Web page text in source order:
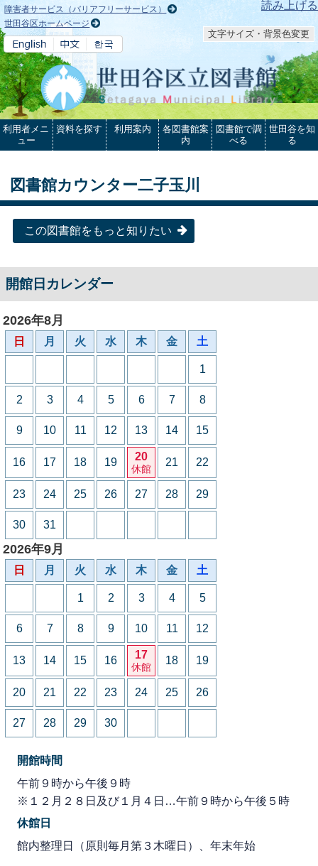
本文へ 読み上げる
障害者サービス（バリアフリーサービス）
世田谷区ホームページ
文字サイズ・背景色変更
利用者メニ
ュー
資料を探す 利用案内
各図書館案
内
図書館で調
べる
世田谷を知
る
図書館カウンター二子玉川
この図書館をもっと知りたい
開館日カレンダー
2026年8月
日 月 火 水 木 金 土
1
2 3 4 5 6 7 8
9 10 11 12 13 14 15
16 17 18 19 20
休館
21 22
23 24 25 26 27 28 29
30 31
2026年9月
日 月 火 水 木 金 土
1 2 3 4 5
6 7 8 9 10 11 12
13 14 15 16 17
休館
18 19
20 21 22 23 24 25 26
27 28 29 30
開館時間
午前９時から午後９時
※１２月２８日及び１月４日…午前９時から午後５時
休館日
館内整理日（原則毎月第３木曜日）、年末年始